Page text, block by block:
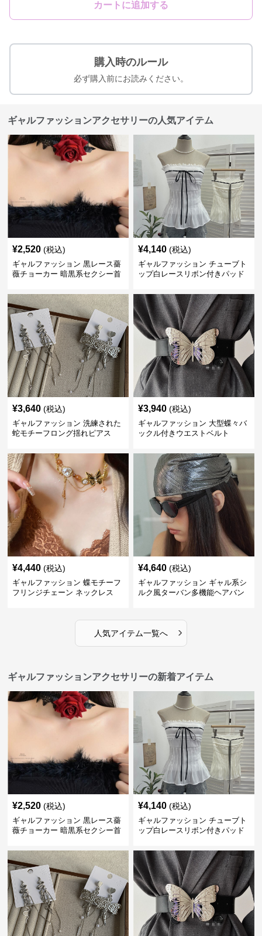
カートに追加する
購入時のルール
必ず購入前にお読みください。
ギャルファッションアクセサリーの人気アイテム
¥2,520 (税込)
ギャルファッション 黒レース薔
薇チョーカー 暗黒系セクシー首
¥4,140 (税込)
ギャルファッション チューブト
ップ白レースリボン付きパッド
¥3,640 (税込)
ギャルファッション 洗練された
蛇モチーフロング揺れピアス
¥3,940 (税込)
ギャルファッション 大型蝶々バ
ックル付きウエストベルト
¥4,440 (税込)
ギャルファッション 蝶モチーフ
フリンジチェーン ネックレス
¥4,640 (税込)
ギャルファッション ギャル系シ
ルク風ターバン多機能ヘアバン
人気アイテム一覧へ ›
ギャルファッションアクセサリーの新着アイテム
¥2,520 (税込)
ギャルファッション 黒レース薔
薇チョーカー 暗黒系セクシー首
¥4,140 (税込)
ギャルファッション チューブト
ップ白レースリボン付きパッド